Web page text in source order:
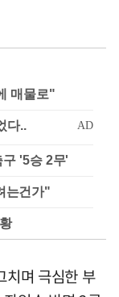
매물로"
'5승 2무'
는건가"
치며 극심한 부